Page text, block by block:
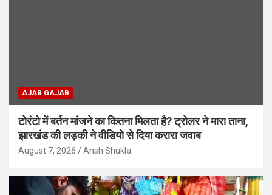
AJAB GAJAB
टोरंटो में बर्तन मांजने का कितना मिलता है? ट्रोलर ने मारा ताना,
झारखंड की लड़की ने वीडियो से दिया करारा जवाब
August 7, 2026 Ansh Shukla